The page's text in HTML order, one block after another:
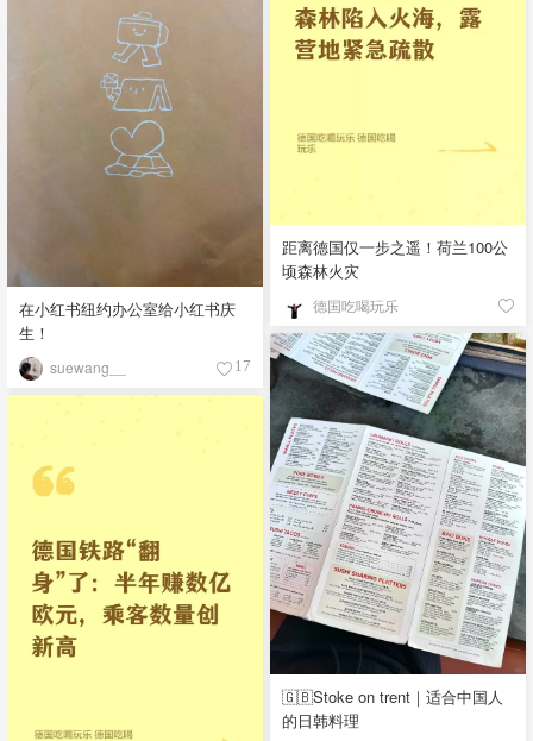
距离德国仅一步之遥！荷兰100公
顷森林火灾
德国吃喝玩乐
在小红书纽约办公室给小红书庆
生！
suewang__ 17
🇬🇧Stoke on trent｜适合中国人
的日韩料理